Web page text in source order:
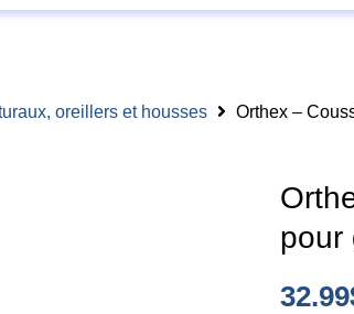
oreillers et housses Orthex –
pour
32.99